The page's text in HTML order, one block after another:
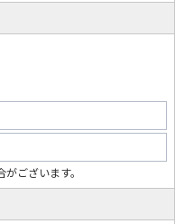
ございます。